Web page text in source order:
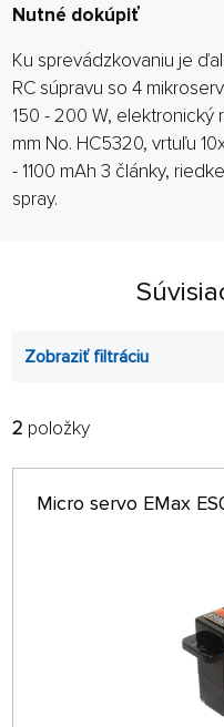
Nutné dokúpiť
Ku sprevádzkovaniu je
RC súpravu so 4
150 - 200 W, elektronický
mm No. HC5320, vrtuľu
- 1100 mAh 3 články,
spray.
Zobraziť filtráciu
FILTROVAŤ:
2 položky
Micro servo EMax